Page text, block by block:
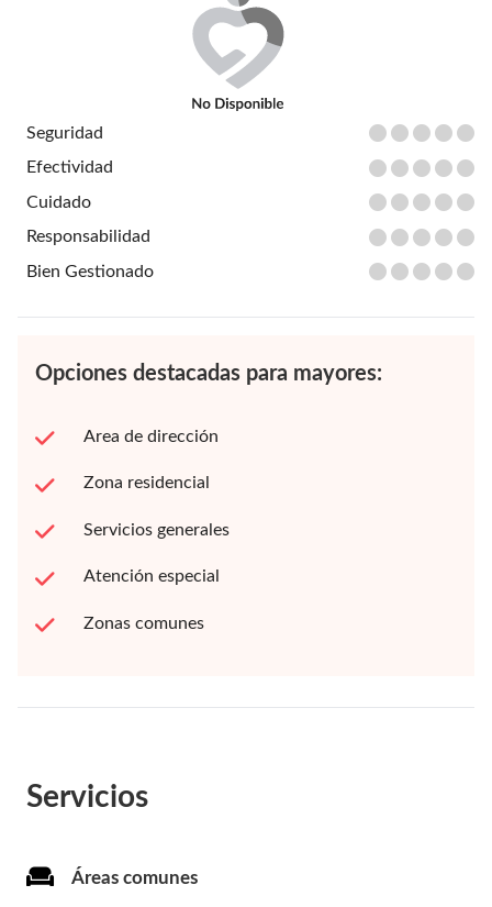
Seguridad
Efectividad
Cuidado
Responsabilidad
Bien Gestionado
Opciones destacadas para mayores:
Area de dirección
Zona residencial
Servicios generales
Atención especial
Zonas comunes
Servicios
Áreas comunes